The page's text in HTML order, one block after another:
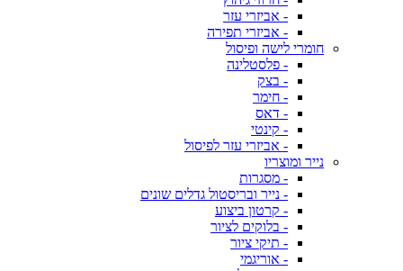
- אביזרי עזר
- אביזרי תפירה
חומרי לישה ופיסול
- פלסטלינה
- בצק
- חימר
- דאס
- קינטי
- אביזרי עזר לפיסול
נייר ומוצריו
- מסגרות
- נייר ובריסטול גדלים שונים
- קרטון ביצוע
- בלוקים לציור
- תיקי ציור
- אוריגמי